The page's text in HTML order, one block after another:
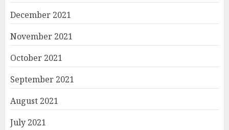
December 2021
November 2021
October 2021
September 2021
August 2021
July 2021